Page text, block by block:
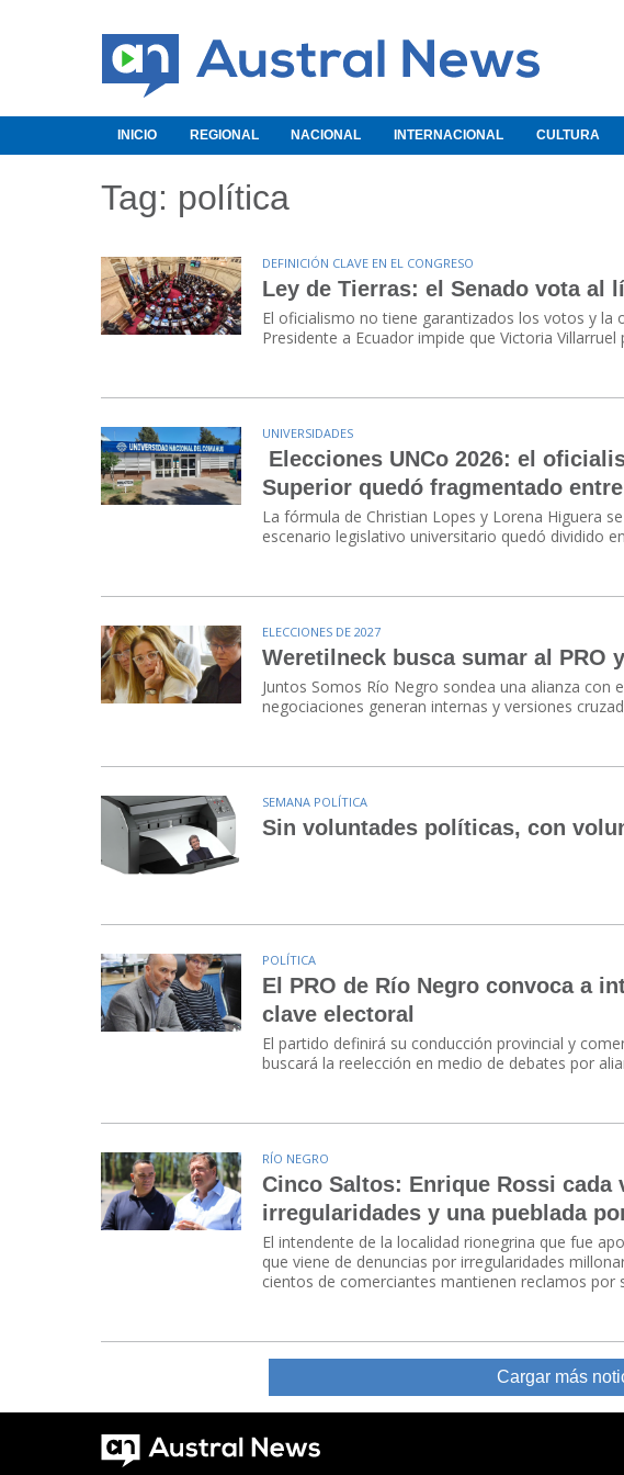
INICIO REGIONAL NACIONAL INTERNACIONAL CULTURA
Tag: política
DEFINICIÓN CLAVE EN EL CONGRESO
Ley de Tierras: el Senado vota al
El oficialismo no tiene garantizados los votos y la
Presidente a Ecuador impide que Victoria
UNIVERSIDADES
Elecciones UNCo 2026: el
Superior quedó fragmentado
La fórmula de Christian Lopes y Lorena Higuera
escenario legislativo universitario quedó dividido
ELECCIONES DE 2027
Weretilneck busca sumar al PRO
Juntos Somos Río Negro sondea una alianza con
negociaciones generan internas y versiones
SEMANA POLÍTICA
Sin voluntades políticas, con
POLÍTICA
El PRO de Río Negro convoca a
clave electoral
El partido definirá su conducción provincial y
buscará la reelección en medio de debates por
RÍO NEGRO
Cinco Saltos: Enrique Rossi
irregularidades y una pueblada
El intendente de la localidad rionegrina que fue
que viene de denuncias por irregularidades
cientos de comerciantes mantienen reclamos por
Cargar más